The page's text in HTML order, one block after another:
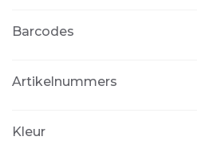
Barcodes
Artikelnummers
Kleur